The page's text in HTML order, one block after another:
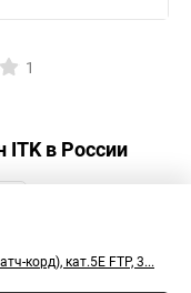
1
ITKв России
корд), кат.5Е FTP, 3...